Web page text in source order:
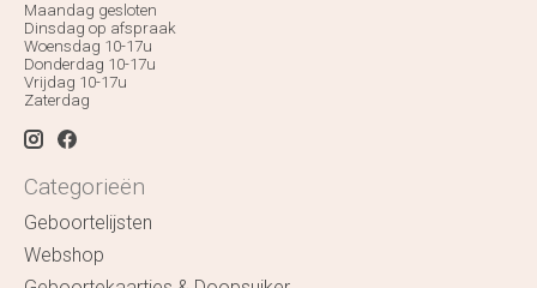
Maandag gesloten
Dinsdag op afspraak
Woensdag 10-17u
Donderdag 10-17u
Vrijdag 10-17u
Zaterdag
Categorieën
Geboortelijsten
Webshop